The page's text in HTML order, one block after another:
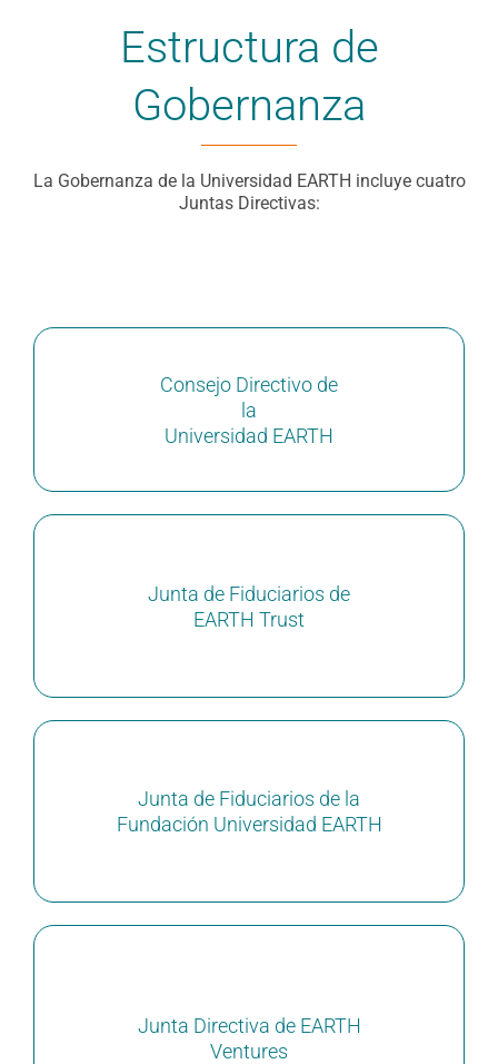
Estructura de
Gobernanza
La Gobernanza de la Universidad EARTH incluye cuatro
Juntas Directivas:
Consejo Directivo de
la
Universidad EARTH
Junta de Fiduciarios de
EARTH Trust
Junta de Fiduciarios de la
Fundación Universidad EARTH
Junta Directiva de EARTH
Ventures